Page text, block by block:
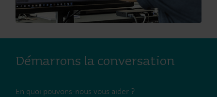
Démarrons la conversation
En quoi pouvons-nous vous aider ?